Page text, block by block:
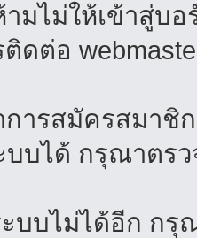
ไม่ให้เข้าสู่บอ
ต่อ
ารสมัครสมาชิ
บบได้ กรุณาตร
บบไม่ได้อีก กรุ